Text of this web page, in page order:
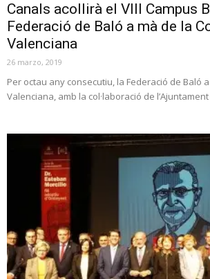
Canals acollirà el VIII Campus
Federació de Baló a mà de la
Valenciana
26 marzo, 2019
Per octau any consecutiu, la Federació de Baló
Valenciana, amb la col·laboració de